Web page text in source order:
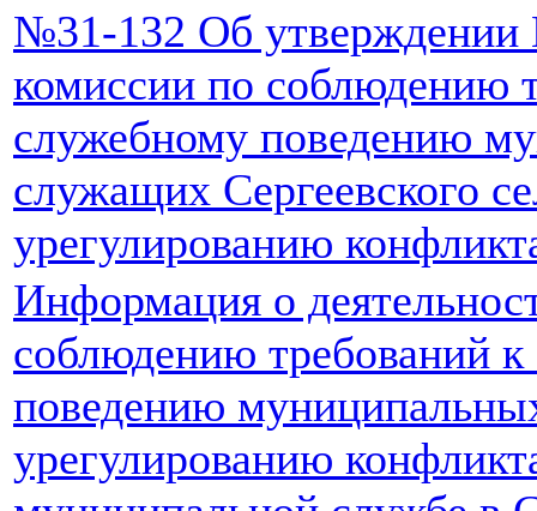
№31-132 Об утверждении
комиссии по соблюдению
служебному поведению
служащих Сергеевского
урегулированию
Информация о
соблюдению требований
поведению
урегулированию